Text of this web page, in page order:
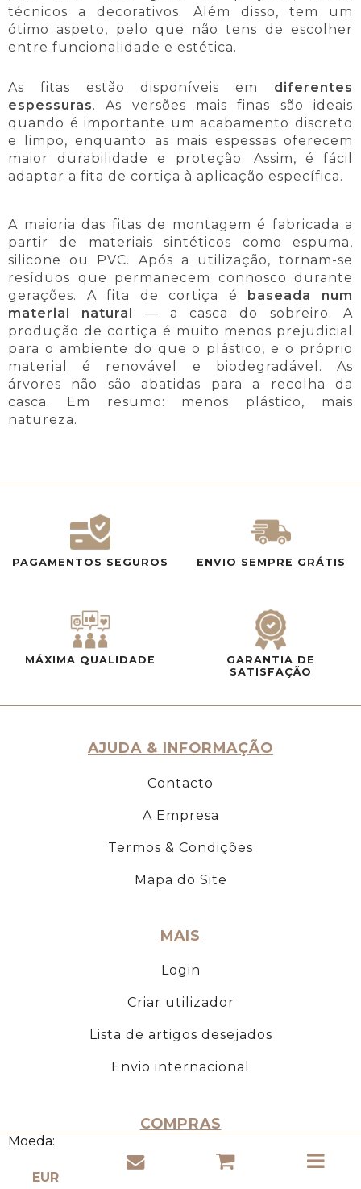
Moeda:
técnicos a decorativos. Além disso, tem um
ótimo aspeto, pelo que não tens de escolher
entre funcionalidade e estética.
As fitas estão disponíveis em diferentes
espessuras. As versões mais finas são ideais
quando é importante um acabamento discreto
e limpo, enquanto as mais espessas oferecem
maior durabilidade e proteção. Assim, é fácil
adaptar a fita de cortiça à aplicação específica.
A maioria das fitas de montagem é fabricada a
partir de materiais sintéticos como espuma,
silicone ou PVC. Após a utilização, tornam-se
resíduos que permanecem connosco durante
gerações. A fita de cortiça é
baseada num
material natural
— a casca do sobreiro. A
produção de cortiça é muito menos prejudicial
para o ambiente do que o plástico, e o próprio
material é renovável e biodegradável. As
árvores não são abatidas para a recolha da
casca. Em resumo: menos plástico, mais
natureza.
PAGAMENTOS SEGUROS ENVIO SEMPRE GRÁTIS
MÁXIMA QUALIDADE
GARANTIA DE
SATISFAÇÃO
AJUDA & INFORMAÇÃO
Contacto
A Empresa
Termos & Condições
Mapa do Site
MAIS
Login
Criar utilizador
Lista de artigos desejados
Envio internacional
COMPRAS